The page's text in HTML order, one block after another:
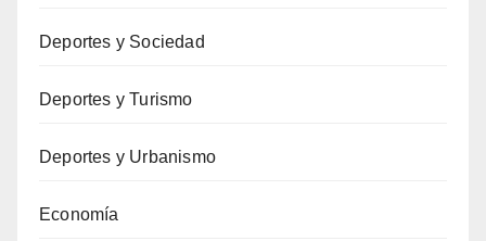
Deportes y Sociedad
Deportes y Turismo
Deportes y Urbanismo
Economía